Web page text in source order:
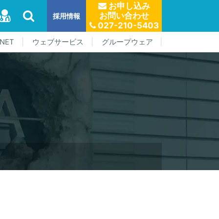
採用情報
お申し込み
お問い合わせ
027-210-5403
ウェブサービス グループウェア